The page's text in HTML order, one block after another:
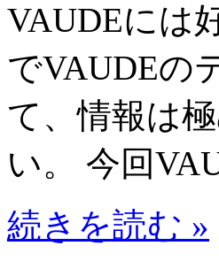
VAUDEには
でVAUDEの
て、情報は
い。 今回
続きを読む »